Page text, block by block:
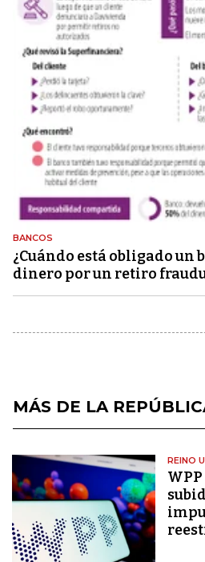
BANCOS
¿Cuándo está obligado un
dinero por un retiro
MÁS DE LA
REINO